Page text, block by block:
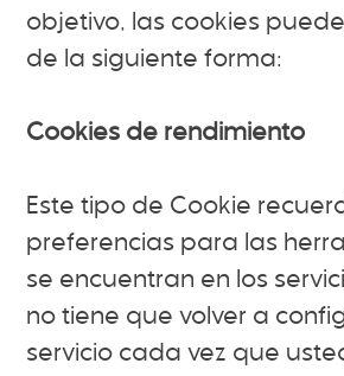
objetivo, las cookies
de la siguiente forma:
Cookies de rendimiento
Este tipo de Cookie
preferencias para las
se encuentran en los
no tiene que volver a
servicio cada vez que